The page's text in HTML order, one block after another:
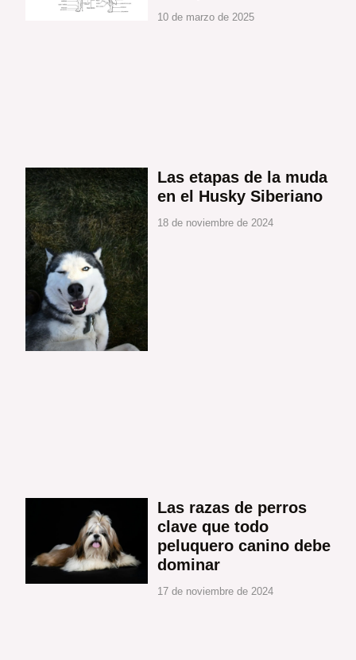
10 de marzo de 2025
Las etapas de la muda
en el Husky Siberiano
18 de noviembre de 2024
Las razas de perros
clave que todo
peluquero canino debe
dominar
17 de noviembre de 2024